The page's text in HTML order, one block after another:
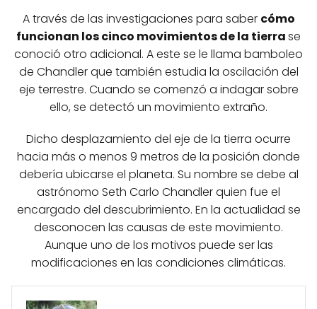
A través de las investigaciones para saber cómo
funcionan los cinco movimientos de la tierrase
conoció otro adicional. A este se le llama bamboleo
de Chandler que también estudia la oscilación del
eje terrestre. Cuando se comenzó a indagar sobre
ello, se detectó un movimiento extraño.
Dicho desplazamiento del eje de la tierra ocurre
hacia más o menos 9 metros de la posición donde
debería ubicarse el planeta. Su nombre se debe al
astrónomo Seth Carlo Chandler quien fue el
encargado del descubrimiento. En la actualidad se
desconocen las causas de este movimiento.
Aunque uno de los motivos puede ser las
modificaciones en las condiciones climáticas.